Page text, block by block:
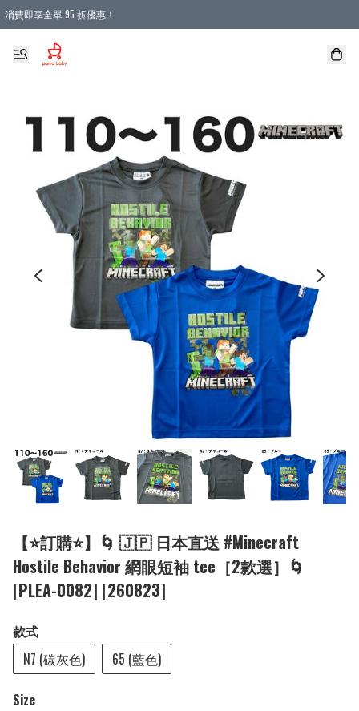
消費即享全單 95 折優惠！
購物滿 HKD 900.00即享免運費優惠！（適用於 本地送貨、本地取貨 )
【⭐訂購⭐】🌀 🇯🇵 日本直送 #Minecraft
Hostile Behavior 網眼短袖 tee［2款選］🌀
[PLEA-0082] [260823]
款式
N7 (碳灰色)
65 (藍色)
Size